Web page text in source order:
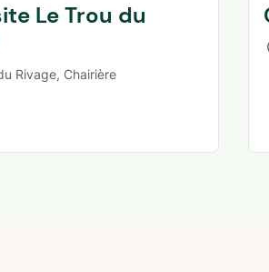
Le Trou du
Rivage, Chairière